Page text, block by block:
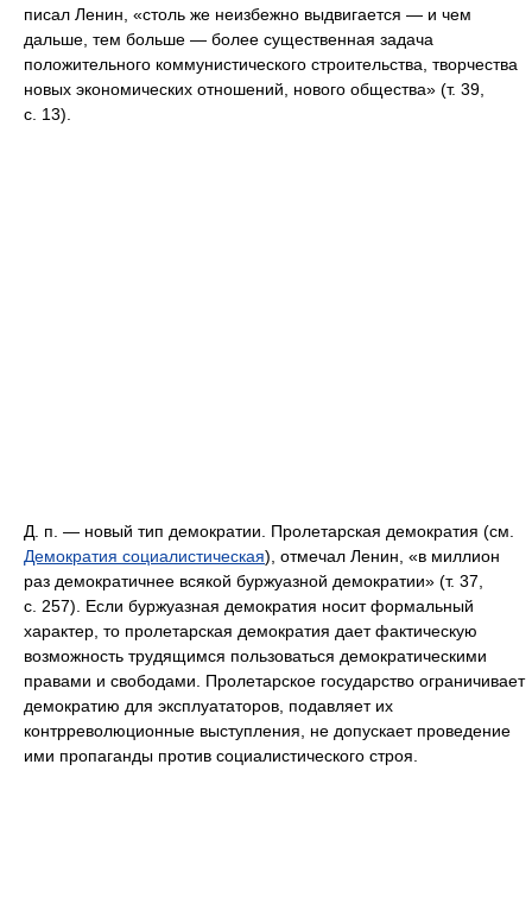
писал Ленин, «столь же неизбежно выдвигается — и чем
дальше, тем больше — более существенная задача
положительного коммунистического строительства, творчества
новых экономических отношений, нового общества» (т. 39,
с. 13).
Д. п. — новый тип демократии. Пролетарская демократия (см.
Демократия социалистическая), отмечал Ленин, «в миллион
раз демократичнее всякой буржуазной демократии» (т. 37,
с. 257). Если буржуазная демократия носит формальный
характер, то пролетарская демократия дает фактическую
возможность трудящимся пользоваться демократическими
правами и свободами. Пролетарское государство ограничивает
демократию для эксплуататоров, подавляет их
контрреволюционные выступления, не допускает проведение
ими пропаганды против социалистического строя.